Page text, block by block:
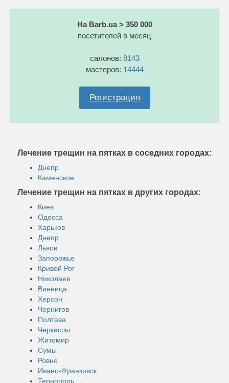
На Barb.ua > 350 000
посетителей в месяц
салонов: 8143
мастеров: 14444
Регистрация
Лечение трещин на пятках в соседних городах:
Днепр
Каменское
Лечение трещин на пятках в других городах:
Киев
Одесса
Харьков
Днепр
Львов
Запорожье
Кривой Рог
Николаев
Винница
Херсон
Чернигов
Полтава
Черкассы
Житомир
Сумы
Ровно
Ивано-Франковск
Тернополь